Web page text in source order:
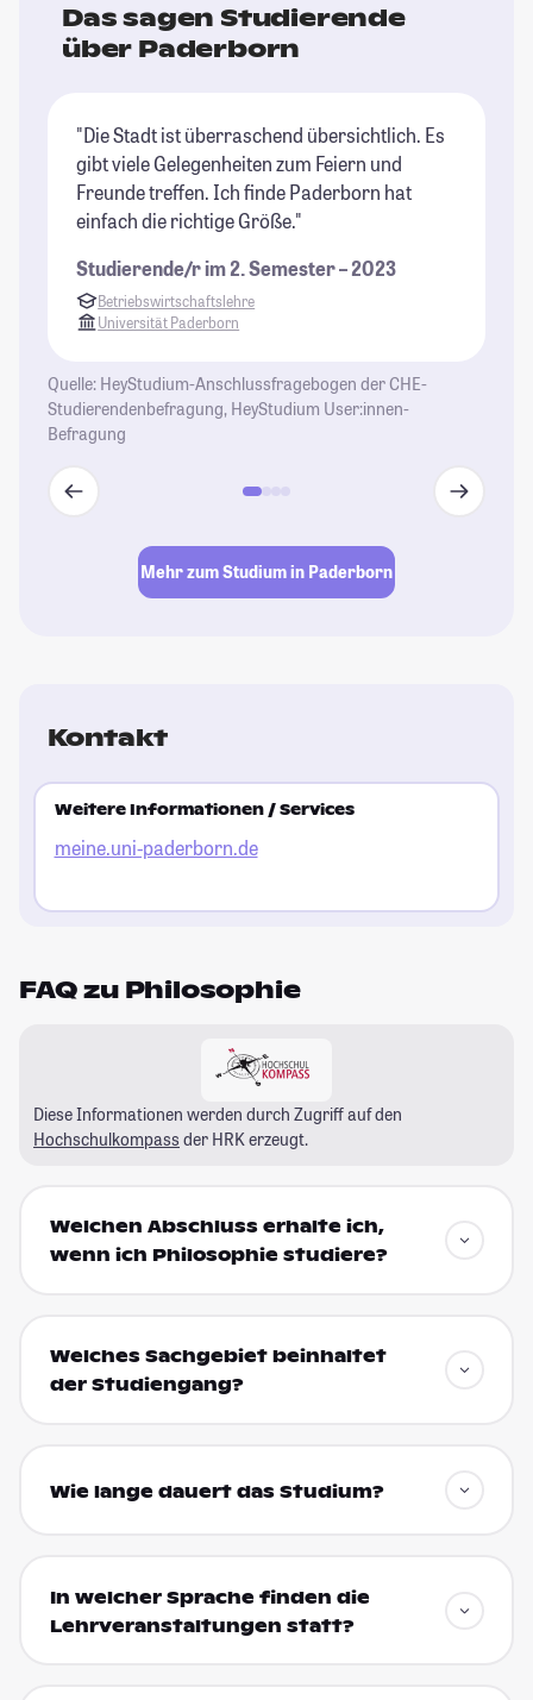
Das sagen Studierende
über Paderborn
"Die Stadt ist überraschend übersichtlich. Es
gibt viele Gelegenheiten zum Feiern und
Freunde treffen. Ich finde Paderborn hat
einfach die richtige Größe."
Studierende/r im 2. Semester – 2023
Betriebswirtschaftslehre
Universität Paderborn
Quelle: HeyStudium-Anschlussfragebogen der CHE-
Studierendenbefragung, HeyStudium User:innen-
Befragung
Mehr zum Studium in Paderborn
Kontakt
Weitere Informationen / Services
meine.uni-paderborn.de
FAQ zu Philosophie
Diese Informationen werden durch Zugriff auf den
Hochschulkompass der HRK erzeugt.
Welchen Abschluss erhalte ich,
wenn ich Philosophie studiere?
Welches Sachgebiet beinhaltet
der Studiengang?
Wie lange dauert das Studium?
In welcher Sprache finden die
Lehrveranstaltungen statt?